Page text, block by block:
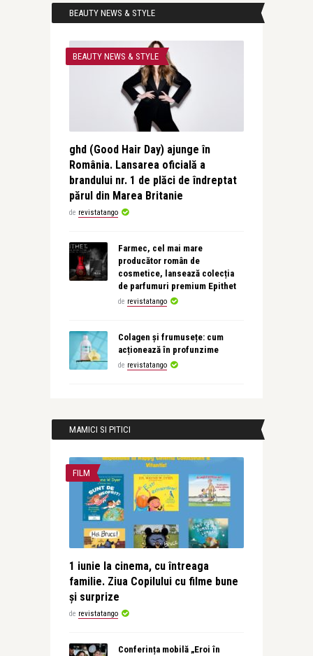
BEAUTY NEWS & STYLE
BEAUTY NEWS & STYLE
ghd (Good Hair Day) ajunge în
România. Lansarea oficială a
brandului nr. 1 de plăci de îndreptat
părul din Marea Britanie
de revistatango
Farmec, cel mai mare
producător român de
cosmetice, lansează colecția
de parfumuri premium Epithet
de revistatango
Colagen și frumusețe: cum
acționează în profunzime
de revistatango
MAMICI SI PITICI
FILM
1 iunie la cinema, cu întreaga
familie. Ziua Copilului cu filme bune
și surprize
de revistatango
Conferința mobilă „Eroi în